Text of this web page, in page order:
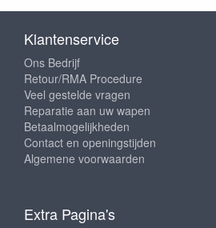
Klantenservice
Ons Bedrijf
Retour/RMA Procedure
Veel gestelde vragen
Reparatie aan uw wapen
Betaalmogelijkheden
Contact en openingstijden
Algemene voorwaarden
Extra Pagina's